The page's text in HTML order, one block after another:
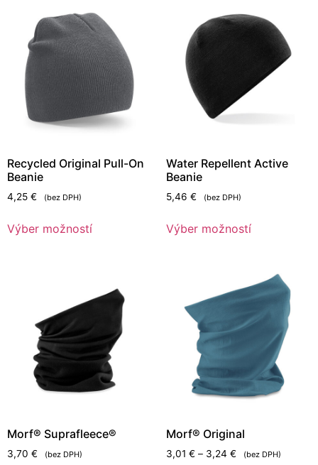
Recycled Original Pull-On
Beanie
4,25 € (bez DPH)
Výber možností
Water Repellent Active
Beanie
5,46 € (bez DPH)
Výber možností
Morf® Suprafleece®
3,70 € (bez DPH)
Morf® Original
3,01 € – 3,24 € (bez DPH)